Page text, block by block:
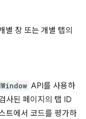
창 또는 개별 탭의
API를 사용하
사된 페이지의 탭 ID
트에서 코드를 평가하